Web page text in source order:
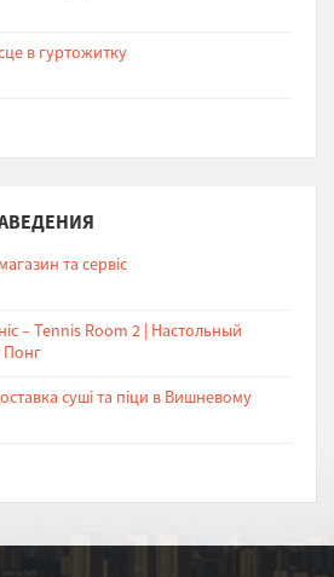
в гуртожитку
та сервіс
– Tennis Room 2 | Настольный
Понг
суші та піци в Вишневому